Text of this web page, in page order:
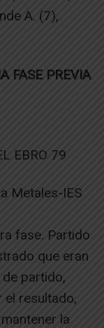
A. (7),
FASE PREVIA
EBRO 79
Metales-IES
fase. Partido
que eran
partido,
el resultado,
la